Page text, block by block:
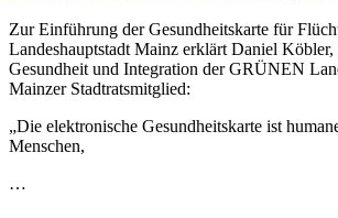
Zur Einführung der Gesundheitskarte für
Landeshauptstadt Mainz erklärt Daniel Köbler,
Gesundheit und Integration der GRÜNEN
Mainzer Stadtratsmitglied:
„Die elektronische Gesundheitskarte ist
Menschen,
…